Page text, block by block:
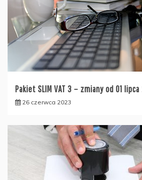
Pakiet SLIM VAT 3 – zmiany od 01
26 czerwca 2023